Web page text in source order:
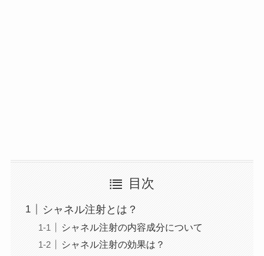
目次
シャネル注射とは？
シャネル注射の内容成分について
シャネル注射の効果は？